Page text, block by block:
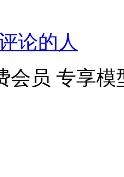
论的人
会员 专享模